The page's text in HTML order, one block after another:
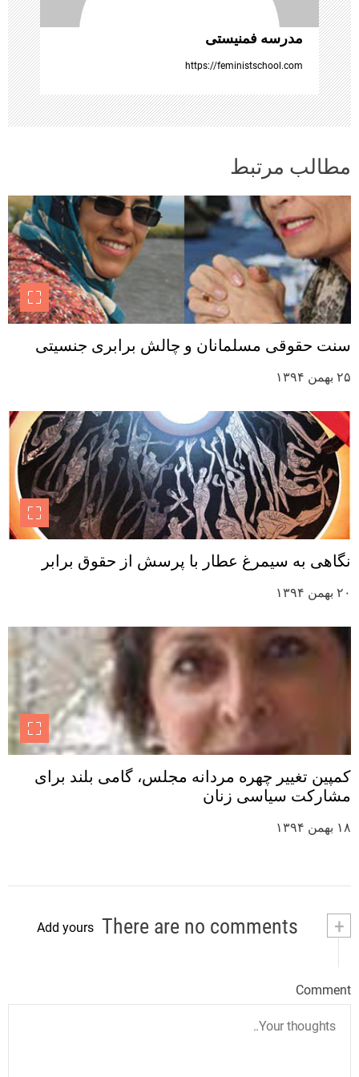
مدرسه فمنیستی
https://feministschool.com
مطالب مرتبط
سنت حقوقی مسلمانان و چالش برابری جنسیتی
۲۵ بهمن ۱۳۹۴
نگاهی به سیمرغ عطار با پرسش از حقوق برابر
۲۰ بهمن ۱۳۹۴
کمپین تغییر چهره مردانه مجلس، گامی بلند برای
مشارکت سیاسی زنان
۱۸ بهمن ۱۳۹۴
+
Add yours
Comment